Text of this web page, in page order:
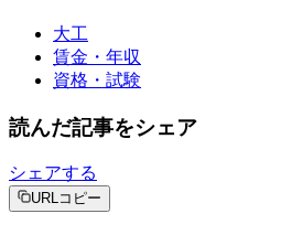
大工
賃金・年収
資格・試験
読んだ記事をシェア
シェアする
URLコピー